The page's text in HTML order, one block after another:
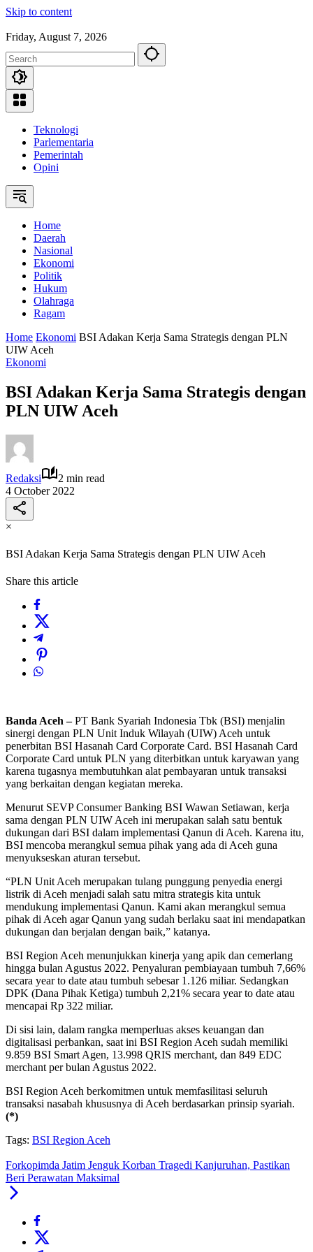
Skip to content
Friday, August 7, 2026
Teknologi
Parlementaria
Pemerintah
Opini
Home
Daerah
Nasional
Ekonomi
Politik
Hukum
Olahraga
Ragam
Home Ekonomi BSI Adakan Kerja Sama Strategis dengan PLN
UIW Aceh
Ekonomi
BSI Adakan Kerja Sama Strategis dengan
PLN UIW Aceh
Redaksi
2 min read
4 October 2022
×
BSI Adakan Kerja Sama Strategis dengan PLN UIW Aceh
Share this article
Banda Aceh –PT Bank Syariah Indonesia Tbk (BSI) menjalin
sinergi dengan PLN Unit Induk Wilayah (UIW) Aceh untuk
penerbitan BSI Hasanah Card Corporate Card. BSI Hasanah Card
Corporate Card untuk PLN yang diterbitkan untuk karyawan yang
karena tugasnya membutuhkan alat pembayaran untuk transaksi
yang berkaitan dengan kegiatan mereka.
Menurut SEVP Consumer Banking BSI Wawan Setiawan, kerja
sama dengan PLN UIW Aceh ini merupakan salah satu bentuk
dukungan dari BSI dalam implementasi Qanun di Aceh. Karena itu,
BSI mencoba merangkul semua pihak yang ada di Aceh guna
menyukseskan aturan tersebut.
“PLN Unit Aceh merupakan tulang punggung penyedia energi
listrik di Aceh menjadi salah satu mitra strategis kita untuk
mendukung implementasi Qanun. Kami akan merangkul semua
pihak di Aceh agar Qanun yang sudah berlaku saat ini mendapatkan
dukungan dan berjalan dengan baik,” katanya.
BSI Region Aceh menunjukkan kinerja yang apik dan cemerlang
hingga bulan Agustus 2022. Penyaluran pembiayaan tumbuh 7,66%
secara year to date atau tumbuh sebesar 1.126 miliar. Sedangkan
DPK (Dana Pihak Ketiga) tumbuh 2,21% secara year to date atau
mencapai Rp 322 miliar.
Di sisi lain, dalam rangka memperluas akses keuangan dan
digitalisasi perbankan, saat ini BSI Region Aceh sudah memiliki
9.859 BSI Smart Agen, 13.998 QRIS merchant, dan 849 EDC
merchant per bulan Agustus 2022.
BSI Region Aceh berkomitmen untuk memfasilitasi seluruh
transaksi nasabah khususnya di Aceh berdasarkan prinsip syariah.
(*)
Tags: BSI Region Aceh
Forkopimda Jatim Jenguk Korban Tragedi Kanjuruhan, Pastikan
Beri Perawatan Maksimal